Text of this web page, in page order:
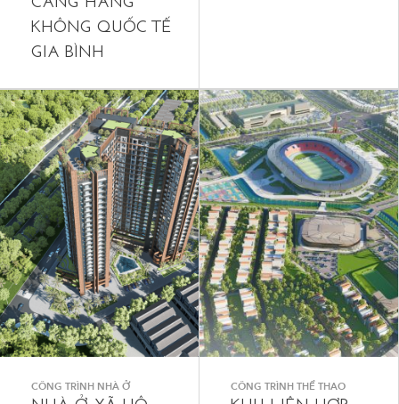
KHÔNG QUỐC TẾ
GIA BÌNH
CÔNG TRÌNH NHÀ Ở CÔNG TRÌNH THỂ THAO